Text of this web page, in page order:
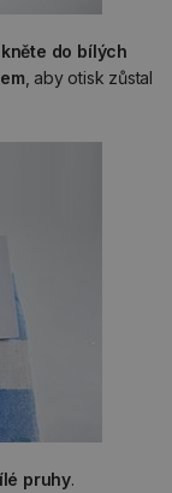
do bílých
, aby otisk zůstal
pruhy.